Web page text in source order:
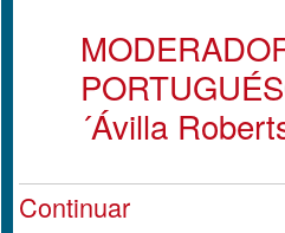
PORTUGUÉS
´Ávilla
Continuar